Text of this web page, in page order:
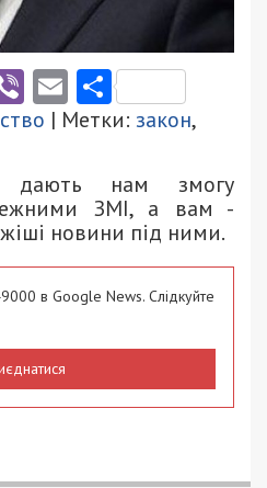
ViberEmail
| Метки: закон,
дають нам змогу
ЗМІ, а вам -
новини під ними.
в Google News. Слідкуйте